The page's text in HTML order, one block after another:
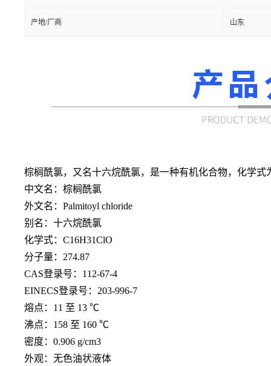
产地/厂商 山东
棕榈酰氯，又名十六烷酰氯，是一种有机化合物，化学式
中文名：棕榈酰氯
外文名： Palmitoyl chloride
别名：十六烷酰氯
化学式： C16H31ClO
分子量： 274.87
CAS登录号：112-67-4
EINECS登录号：203-996-7
熔点： 11 至 13 ℃
沸点： 158 至 160 ℃
密度： 0.906 g/cm3
外观：无色油状液体